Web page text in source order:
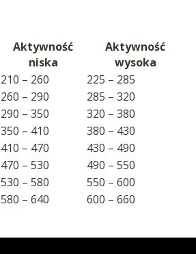
Aktywność
niska
Aktywność
wysoka
210 – 260
225 – 285
260 – 290
285 – 320
290 – 350
320 – 380
350 – 410
380 – 430
410 – 470
430 – 490
470 – 530
490 – 550
530 – 580
550 – 600
580 – 640 600 – 660